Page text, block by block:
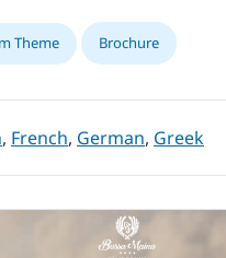
Theme Brochure
, French, German, Greek